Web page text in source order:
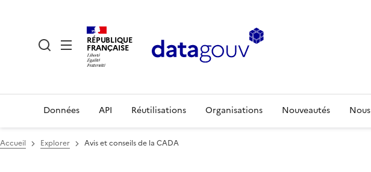
RÉPUBLIQUE
FRANÇAISE
Données API Réutilisations Organisations Nouveautés
Accueil Explorer Avis et conseils de la CADA